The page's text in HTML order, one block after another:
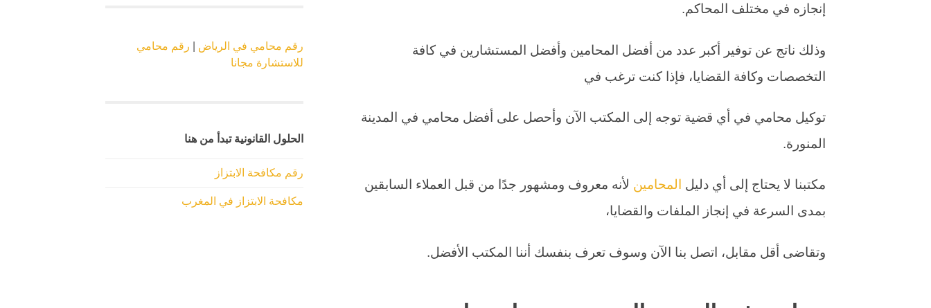
إنجازه في مختلف المحاكم.
وذلك ناتج عن توفير أكبر عدد من أفضل المحامين وأفضل المستشارين في كافة
التخصصات وكافة القضايا، فإذا كنت ترغب في
توكيل محامي في أي قضية توجه إلى المكتب الآن وأحصل على أفضل محامي في المدينة
المنورة.
مكتبنا لا يحتاج إلى أي دليل المحامين لأنه معروف ومشهور جدًا من قبل العملاء السابقين
بمدى السرعة في إنجاز الملفات والقضايا،
وتقاضى أقل مقابل، اتصل بنا الآن وسوف تعرف بنفسك أننا المكتب الأفضل.
رقم محامي في الرياض
رقم محامي
للاستشارة مجانا
الحلول القانونية تبدأ من هنا
رقم مكافحة الابتزاز
مكافحة الابتزاز في المغرب